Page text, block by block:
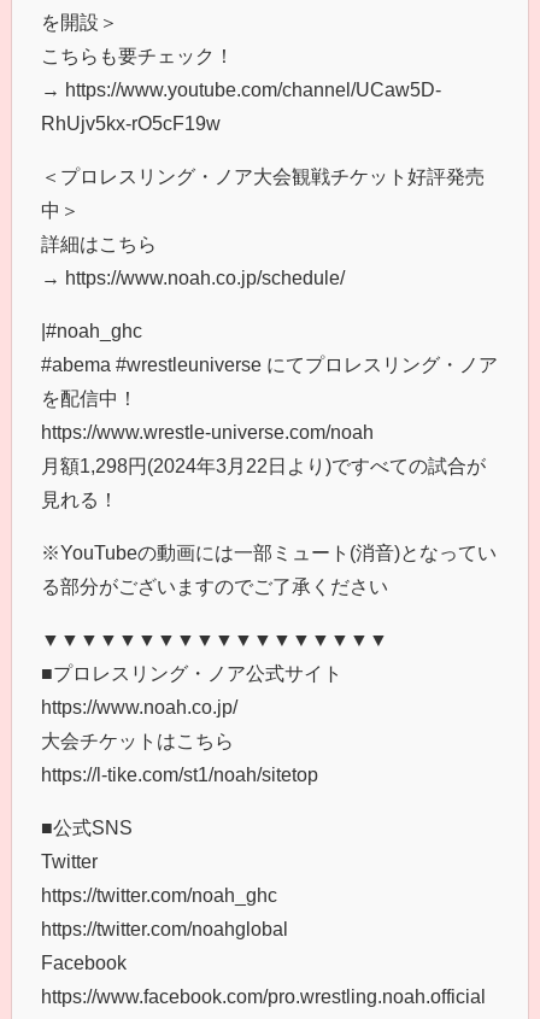
を開設＞
こちらも要チェック！
→ https://www.youtube.com/channel/UCaw5D-
RhUjv5kx-rO5cF19w
＜プロレスリング・ノア大会観戦チケット好評発売
中＞
詳細はこちら
→ https://www.noah.co.jp/schedule/
|#noah_ghc
#abema #wrestleuniverse にてプロレスリング・ノア
を配信中！
https://www.wrestle-universe.com/noah
月額1,298円(2024年3月22日より)ですべての試合が
見れる！
※YouTubeの動画には一部ミュート(消音)となってい
る部分がございますのでご了承ください
▼▼▼▼▼▼▼▼▼▼▼▼▼▼▼▼▼▼
■プロレスリング・ノア公式サイト
https://www.noah.co.jp/
大会チケットはこちら
https://l-tike.com/st1/noah/sitetop
■公式SNS
Twitter
https://twitter.com/noah_ghc
https://twitter.com/noahglobal
Facebook
https://www.facebook.com/pro.wrestling.noah.official